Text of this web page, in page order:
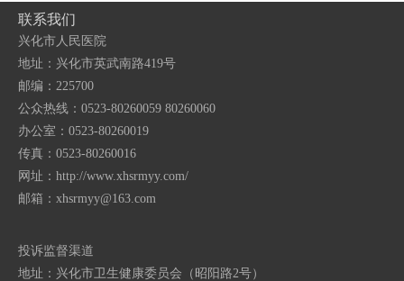
联系我们
兴化市人民医院
地址：兴化市英武南路419号
邮编：225700
公众热线：0523-80260059 80260060
办公室：0523-80260019
传真：0523-80260016
网址：http://www.xhsrmyy.com/
邮箱： xhsrmyy@163.com
投诉监督渠道
地址：兴化市卫生健康委员会（昭阳路2号）